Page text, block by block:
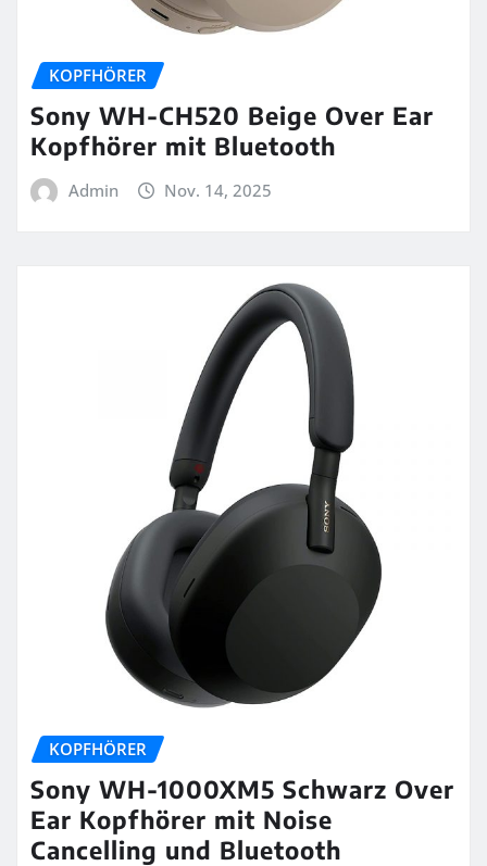
KOPFHÖRER
Sony WH-CH520 Beige Over Ear
Kopfhörer mit Bluetooth
Admin Nov. 14, 2025
KOPFHÖRER
Sony WH-1000XM5 Schwarz Over
Ear Kopfhörer mit Noise
Cancelling und Bluetooth